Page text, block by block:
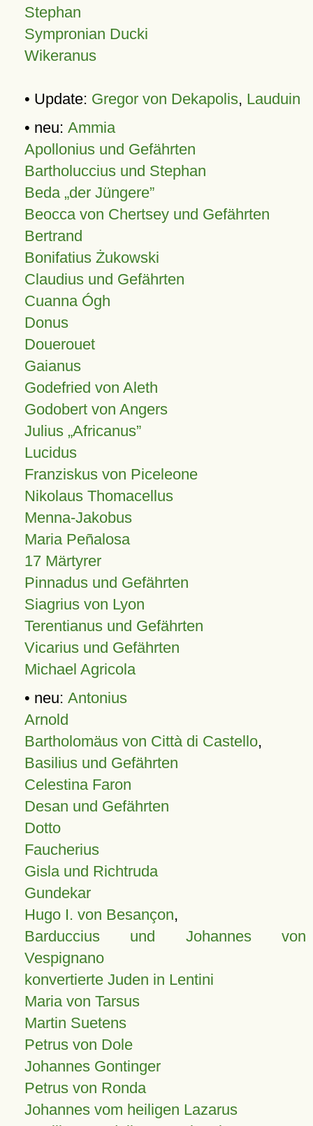
Stephan
Sympronian Ducki
Wikeranus
• Update: Gregor von Dekapolis, Lauduin
• neu: Ammia
Apollonius und Gefährten
Bartholuccius und Stephan
Beda „der Jüngere”
Beocca von Chertsey und Gefährten
Bertrand
Bonifatius Żukowski
Claudius und Gefährten
Cuanna Ógh
Donus
Douerouet
Gaianus
Godefried von Aleth
Godobert von Angers
Julius Africanus
Lucidus
Franziskus von Piceleone
Nikolaus Thomacellus
Menna-Jakobus
Maria Peñalosa
17 Märtyrer
Pinnadus und Gefährten
Siagrius von Lyon
Terentianus und Gefährten
Vicarius und Gefährten
Michael Agricola
• neu: Antonius
Arnold
Bartholomäus von Città di Castello,
Basilius und Gefährten
Celestina Faron
Desan und Gefährten
Dotto
Faucherius
Gisla und Richtruda
Gundekar
Hugo I. von Besançon,
Barduccius und Johannes von
Vespignano
konvertierte Juden in Lentini
Maria von Tarsus
Martin Suetens
Petrus von Dole
Johannes Gontinger
Petrus von Ronda
Johannes vom heiligen Lazarus